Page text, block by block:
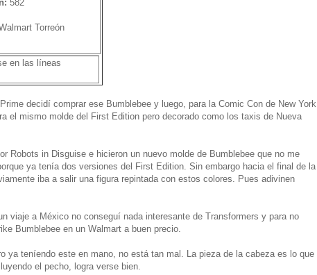
582
Torreón
en las líneas
decidí comprar ese Bumblebee y luego, para la Comic Con de New York
el mismo molde del First Edition pero decorado como los taxis de Nueva
Robots in Disguise e hicieron un nuevo molde de Bumblebee que no me
ya tenía dos versiones del First Edition. Sin embargo hacia el final de la
iba a salir una figura repintada con estos colores. Pues adivinen
viaje a México no conseguí nada interesante de Transformers y para no
Bumblebee en un Walmart a buen precio.
ya teníendo este en mano, no está tan mal. La pieza de la cabeza es lo que
el pecho, logra verse bien.